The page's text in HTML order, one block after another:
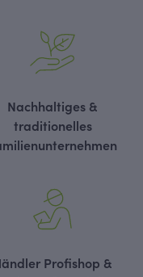
Nachhaltiges &
traditionelles
Profishop &